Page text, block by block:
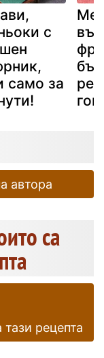
с
само за
във
автора
са
рецепта